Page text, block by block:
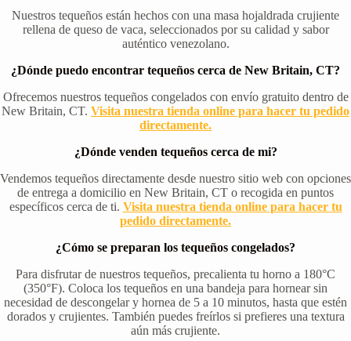
Nuestros tequeños están hechos con una masa hojaldrada crujiente
rellena de queso de vaca, seleccionados por su calidad y sabor
auténtico venezolano.
¿Dónde puedo encontrar tequeños cerca de New Britain, CT?
Ofrecemos nuestros tequeños congelados con envío gratuito dentro de
New Britain, CT. Visita nuestra tienda online para hacer tu pedido
directamente.
¿Dónde venden tequeños cerca de mi?
Vendemos tequeños directamente desde nuestro sitio web con opciones
de entrega a domicilio en New Britain, CT o recogida en puntos
específicos cerca de ti. Visita nuestra tienda online para hacer tu
pedido directamente.
¿Cómo se preparan los tequeños congelados?
Para disfrutar de nuestros tequeños, precalienta tu horno a 180°C
(350°F). Coloca los tequeños en una bandeja para hornear sin
necesidad de descongelar y hornea de 5 a 10 minutos, hasta que estén
dorados y crujientes. También puedes freírlos si prefieres una textura
aún más crujiente.